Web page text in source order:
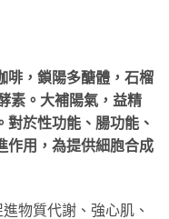
啡，鎖陽多醣體，石榴
素。大補陽氣，益精
於性功能、腸功能、
作用，為提供細胞合成
物質代謝、強心肌、